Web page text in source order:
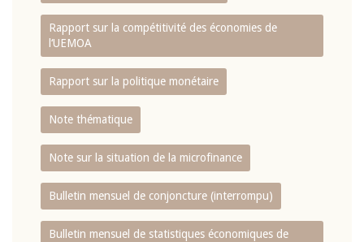
Rapport sur la compétitivité des économies de
l‘UEMOA
Rapport sur la politique monétaire
Note thématique
Note sur la situation de la microfinance
Bulletin mensuel de conjoncture (interrompu)
Bulletin mensuel de statistiques économiques de